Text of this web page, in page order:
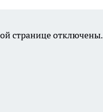
странице отключены.